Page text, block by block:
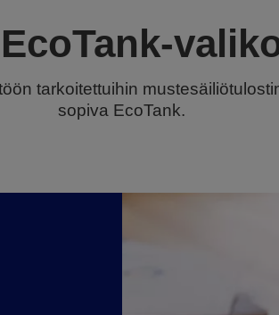
tarkoitettuihin
sopiva EcoTank.